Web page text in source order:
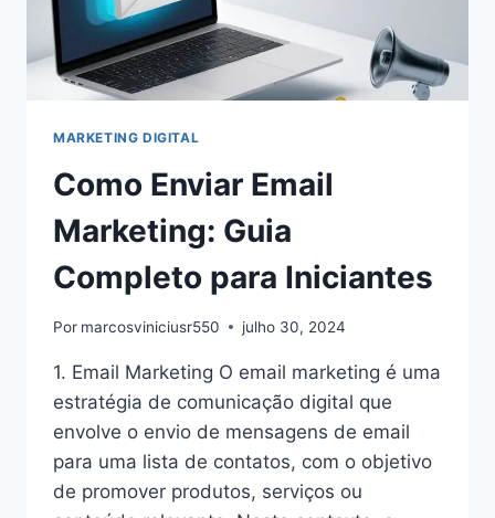
MARKETING DIGITAL
Como Enviar Email
Marketing: Guia
Completo para Iniciantes
Por marcosviniciusr550 julho 30, 2024
1. Email Marketing O email marketing é uma
estratégia de comunicação digital que
envolve o envio de mensagens de email
para uma lista de contatos, com o objetivo
de promover produtos, serviços ou